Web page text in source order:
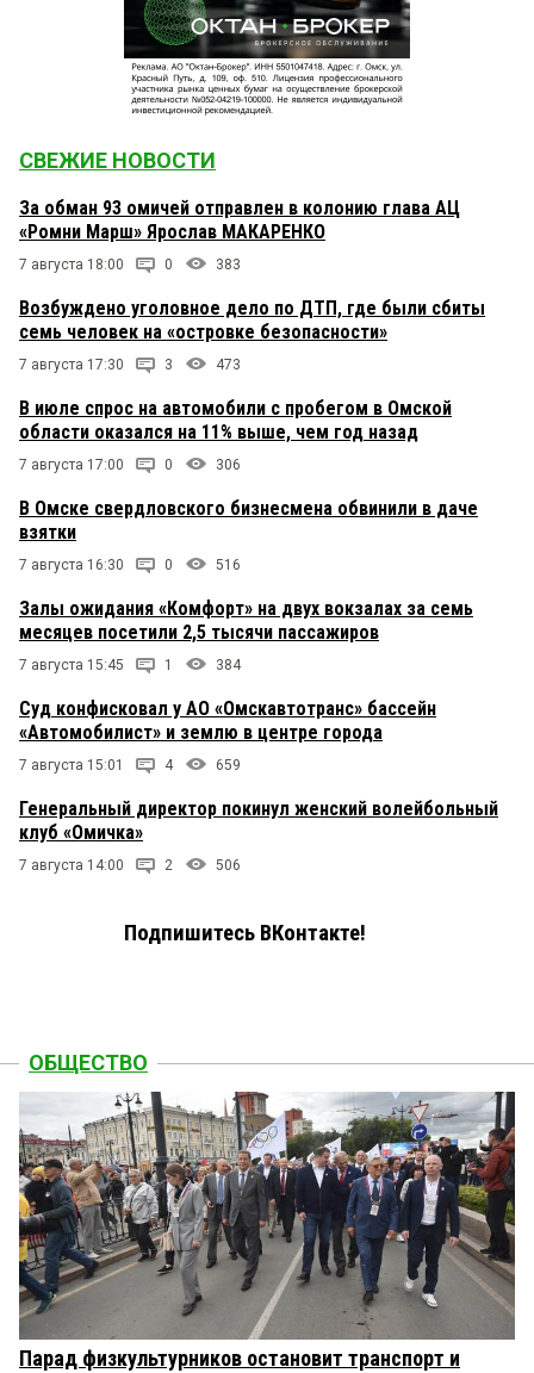
СВЕЖИЕ НОВОСТИ
За обман 93 омичей отправлен в колонию глава АЦ
«Ромни Марш» Ярослав МАКАРЕНКО
7 августа 18:00 0 383
Возбуждено уголовное дело по ДТП, где были сбиты
семь человек на «островке безопасности»
7 августа 17:30 3 473
В июле спрос на автомобили с пробегом в Омской
области оказался на 11% выше, чем год назад
7 августа 17:00 0 306
В Омске свердловского бизнесмена обвинили в даче
взятки
7 августа 16:30 0 516
Залы ожидания «Комфорт» на двух вокзалах за семь
месяцев посетили 2,5 тысячи пассажиров
7 августа 15:45 1 384
Суд конфисковал у АО «Омскавтотранс» бассейн
«Автомобилист» и землю в центре города
7 августа 15:01 4 659
Генеральный директор покинул женский волейбольный
клуб «Омичка»
7 августа 14:00 2 506
Подпишитесь ВКонтакте!
ОБЩЕСТВО
Парад физкультурников остановит транспорт и